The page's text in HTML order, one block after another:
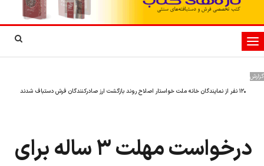
تغییر
وضعیت
گزارش
۱۲۰ نفر از نمایندگان خانه ملت خواستار اصلاح روند بازگشت ارز صادرکنندگان فرش دستباف شدند
درخواست مهلت ۳ ساله برای